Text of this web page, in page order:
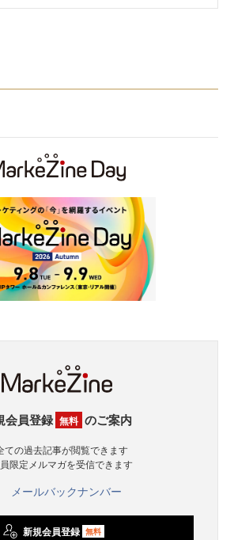
会員登録 無料 のご案内
ての過去記事が閲覧できます
員限定メルマガを受信できます
メールバックナンバー
新規会員登録 無料